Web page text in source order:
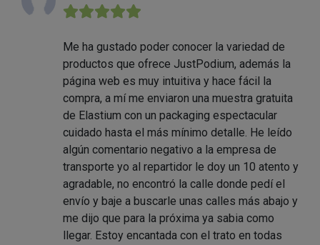
★★★★★
Me ha gustado poder conocer la variedad de
productos que ofrece JustPodium, además la
página web es muy intuitiva y hace fácil la
compra, a mí me enviaron una muestra gratuita
de Elastium con un packaging espectacular
cuidado hasta el más mínimo detalle. He leído
algún comentario negativo a la empresa de
transporte yo al repartidor le doy un 10 atento y
agradable, no encontró la calle donde pedí el
envío y baje a buscarle unas calles más abajo y
me dijo que para la próxima ya sabia como
llegar. Estoy encantada con el trato en todas